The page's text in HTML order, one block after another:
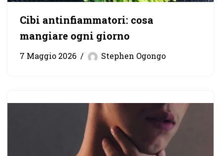
Cibi antinfiammatori: cosa
mangiare ogni giorno
7 Maggio 2026 Stephen Ogongo